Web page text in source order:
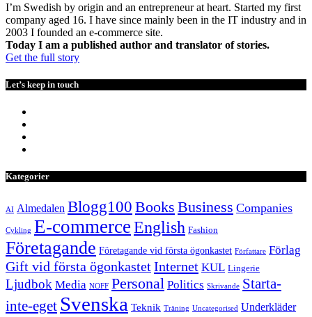
I’m Swedish by origin and an entrepreneur at heart. Started my first
company aged 16. I have since mainly been in the IT industry and in
2003 I founded an e-commerce site.
Today I am a published author and translator of stories.
Get the full story
Let’s keep in touch
Kategorier
AI Almedalen Blogg100 Books Business Companies
Cykling E-commerceEnglish Fashion
Företagande Företagande vid första ögonkastet Författare Förlag
Gift vid första ögonkastetInternet KUL Lingerie
Ljudbok Media NOFF Personal Politics Skrivande Starta-
inte-eget Svenska Teknik Träning Uncategorised Underkläder